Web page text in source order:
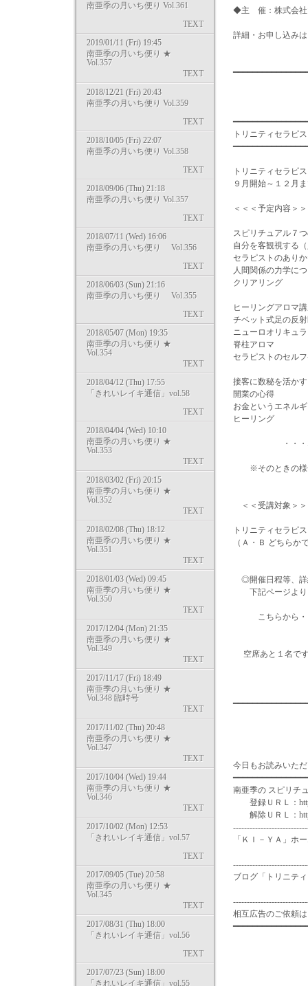
南亜季の月いち便り Vol.361
TEXT
2019/01/11 (Fri) 19:45
南亜季の月いち便り ★
Vol.357
TEXT
2018/12/21 (Fri) 20:43
南亜季の月いち便り Vol.359
TEXT
2018/10/05 (Fri) 22:07
南亜季の月いち便り Vol.358
TEXT
2018/09/06 (Thu) 21:18
南亜季の月いち便り Vol.357
TEXT
2018/07/11 (Wed) 16:06
南亜季の月いち便り Vol.356
TEXT
2018/06/03 (Sun) 21:16
南亜季の月いち便り Vol.355
TEXT
2018/05/07 (Mon) 19:35
南亜季の月いち便り ★
Vol.354
TEXT
2018/04/12 (Thu) 17:55
「きれいレイキ通信」vol.58
TEXT
2018/04/04 (Wed) 10:10
南亜季の月いち便り ★
Vol.353
TEXT
2018/03/02 (Fri) 20:15
南亜季の月いち便り ★
Vol.352
TEXT
2018/02/08 (Thu) 18:12
南亜季の月いち便り ★
Vol.351
TEXT
2018/01/03 (Wed) 09:45
南亜季の月いち便り ★
Vol.350
TEXT
2017/12/04 (Mon) 21:35
南亜季の月いち便り ★
Vol.349
TEXT
2017/11/17 (Fri) 18:49
南亜季の月いち便り ★
Vol.348 臨時号
TEXT
2017/11/02 (Thu) 20:48
南亜季の月いち便り ★
Vol.347
TEXT
2017/10/04 (Wed) 19:44
南亜季の月いち便り ★
Vol.346
TEXT
2017/10/02 (Mon) 12:53
「きれいレイキ通信」vol.57
TEXT
2017/09/05 (Tue) 20:58
南亜季の月いち便り ★
Vol.345
TEXT
2017/08/31 (Thu) 18:00
「きれいレイキ通信」vol.56
TEXT
2017/07/23 (Sun) 18:00
「きれいレイキ通信」vol.55
◆主 催：株式会社
詳細・お申し込み
トリニティセ
トリニティセラピ
９月開始～１２月
＜＜＜予定内容＞
スピリチュアル７
自分を客観視する
セラピストのあり
人間関係の力学に
クリアリング
ヒーリングアロマ
チベット式足の反
ニューロオリキュラ
脊柱アロマ
セラピストのセル
接客に数秘を活か
開業の心得
お金というエネル
ヒーリング
・・・な
※そのときの様子
＜＜受講対象＞＞
トリニティセラピ
（Ａ・Ｂ どちらか
◎開催日程等、詳
下記ページより
こちらから・・
空席あと１名で
今日もお読みいた
南亜季の スピリチ
登録ＵＲＬ：
解除ＵＲＬ：
「ＫＩ－ＹＡ」
ブログ「トリニテ
相互広告のご依頼